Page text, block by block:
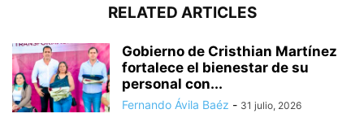
RELATED ARTICLES
Gobierno de Cristhian Martínez
fortalece el bienestar de su
personal con...
Fernando Ávila Baéz - 31 julio, 2026